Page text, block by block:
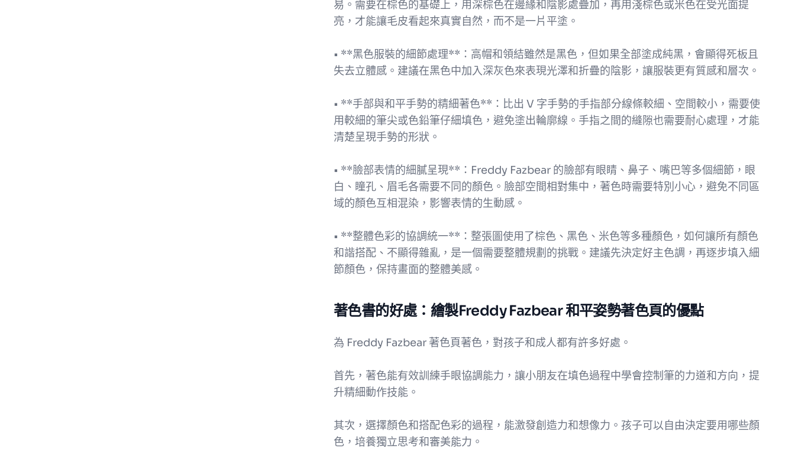
易。需要在棕色的基礎上，用深棕色在邊緣和陰影處疊加，再用淺棕色或米色在受光面提
亮，才能讓毛皮看起來真實自然，而不是一片平塗。
• **黑色服裝的細節處理**：高帽和領結雖然是黑色，但如果全部塗成純黑，會顯得死板且
失去立體感。建議在黑色中加入深灰色來表現光澤和折疊的陰影，讓服裝更有質感和層次。
• **手部與和平手勢的精細著色**：比出 V 字手勢的手指部分線條較細、空間較小，需要使
用較細的筆尖或色鉛筆仔細填色，避免塗出輪廓線。手指之間的縫隙也需要耐心處理，才能
清楚呈現手勢的形狀。
• **臉部表情的細膩呈現**：Freddy Fazbear 的臉部有眼睛、鼻子、嘴巴等多個細節，眼
白、瞳孔、眉毛各需要不同的顏色。臉部空間相對集中，著色時需要特別小心，避免不同區
域的顏色互相混染，影響表情的生動感。
• **整體色彩的協調統一**：整張圖使用了棕色、黑色、米色等多種顏色，如何讓所有顏色
和諧搭配、不顯得雜亂，是一個需要整體規劃的挑戰。建議先決定好主色調，再逐步填入細
節顏色，保持畫面的整體美感。
著色書的好處：繪製Freddy Fazbear 和平姿勢著色頁的優點
為 Freddy Fazbear 著色頁著色，對孩子和成人都有許多好處。
首先，著色能有效訓練手眼協調能力，讓小朋友在填色過程中學會控制筆的力道和方向，提
升精細動作技能。
其次，選擇顏色和搭配色彩的過程，能激發創造力和想像力。孩子可以自由決定要用哪些顏
色，培養獨立思考和審美能力。